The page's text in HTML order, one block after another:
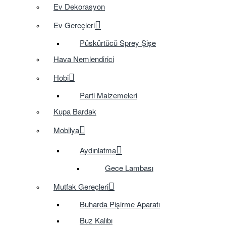
Ev Dekorasyon
Ev Gereçleri
Püskürtücü Sprey Şişe
Hava Nemlendirici
Hobi
Parti Malzemeleri
Kupa Bardak
Mobilya
Aydınlatma
Gece Lambası
Mutfak Gereçleri
Buharda Pişirme Aparatı
Buz Kalıbı